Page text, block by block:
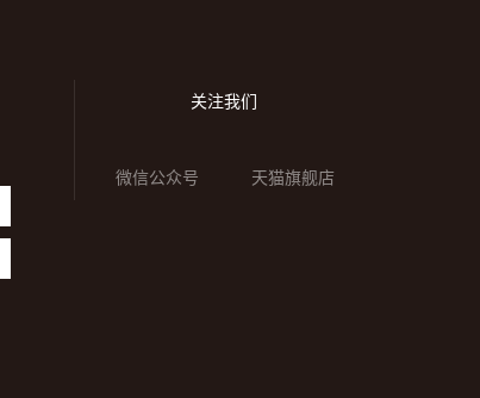
关注我们
微信公众号 天猫旗舰店